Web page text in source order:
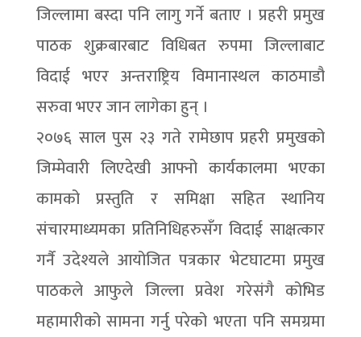
जिल्लामा बस्दा पनि लागु गर्ने बताए । प्रहरी प्रमुख
पाठक शुक्रबारबाट विधिबत रुपमा जिल्लाबाट
विदाई भएर अन्तराष्ट्रिय विमानास्थल काठमाडौ
सरुवा भएर जान लागेका हुन् ।
२०७६ साल पुस २३ गते रामेछाप प्रहरी प्रमुखको
जिम्मेवारी लिएदेखी आफ्नो कार्यकालमा भएका
कामको प्रस्तुति र समिक्षा सहित स्थानिय
संचारमाध्यमका प्रतिनिधिहरुसंँग विदाई साक्षत्कार
गर्नै उदेश्यले आयोजित पत्रकार भेटघाटमा प्रमुख
पाठकले आफुले जिल्ला प्रवेश गरेसंगै कोभिड
महामारीको सामना गर्नु परेको भएता पनि समग्रमा